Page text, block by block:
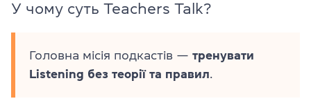
У чому суть Teachers Talk?
Головна місія подкастів — тренувати
Listening без теорії та правил.